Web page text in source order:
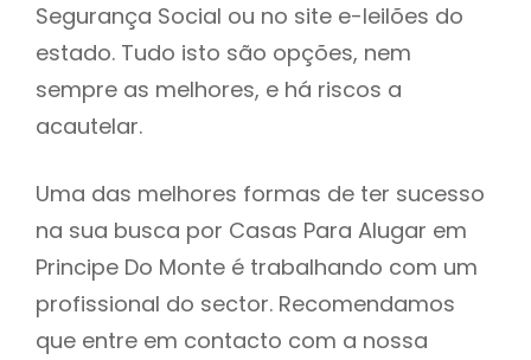
Segurança Social ou no site e-leilões do
estado. Tudo isto são opções, nem
sempre as melhores, e há riscos a
acautelar.
Uma das melhores formas de ter sucesso
na sua busca por Casas Para Alugar em
Principe Do Monte é trabalhando com um
profissional do sector. Recomendamos
que entre em contacto com a nossa